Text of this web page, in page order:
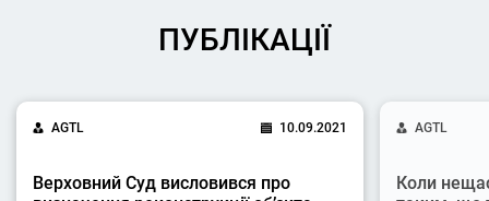
ПУБЛІКАЦІЇ
AGTL 10.09.2021
Верховний Суд висловився про
AGTL
Коли